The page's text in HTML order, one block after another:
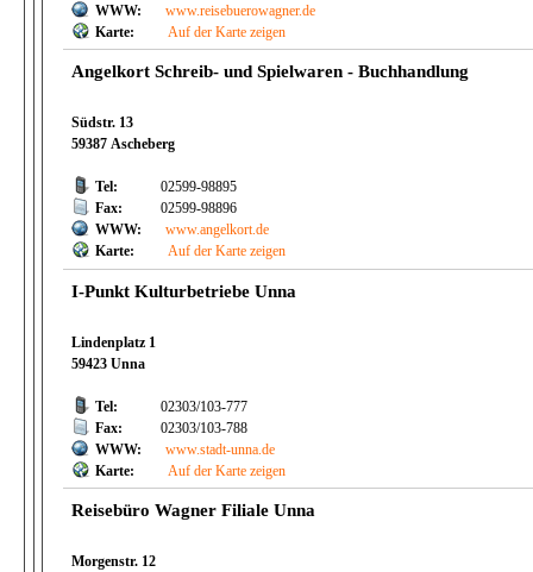
WWW:
www.reisebuerowagner.de
Karte:
Auf der Karte zeigen
Angelkort Schreib- und Spielwaren - Buchhandlung
Südstr. 13
59387 Ascheberg
Tel:
02599-98895
Fax:
02599-98896
WWW:
www.angelkort.de
Karte:
Auf der Karte zeigen
I-Punkt Kulturbetriebe Unna
Lindenplatz 1
59423 Unna
Tel:
02303/103-777
Fax:
02303/103-788
WWW:
www.stadt-unna.de
Karte:
Auf der Karte zeigen
Reisebüro Wagner Filiale Unna
Morgenstr. 12